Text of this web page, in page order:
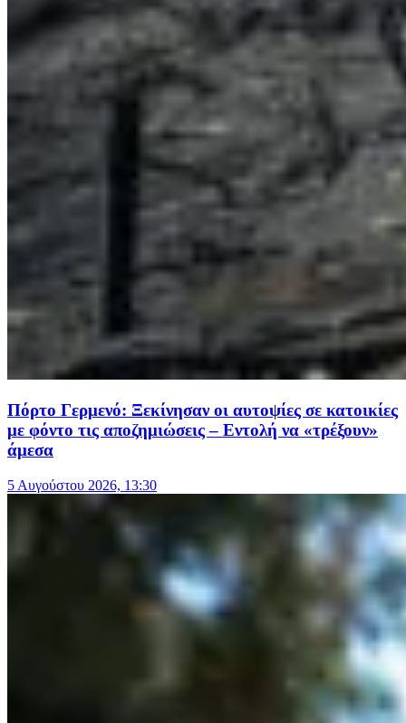
Πόρτο Γερμενό: Ξεκίνησαν οι αυτοψίες σε κατοικίες
με φόντο τις αποζημιώσεις – Εντολή να «τρέξουν»
άμεσα
5 Αυγούστου 2026, 13:30